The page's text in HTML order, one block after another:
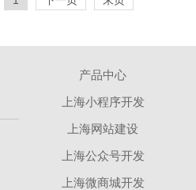
产品中心
上海小程序开发
上海网站建设
上海公众号开发
上海微商城开发